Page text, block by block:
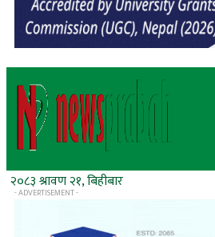
२०८३ श्रावण २१, बिहीबार
- ADVERTISEMENT -